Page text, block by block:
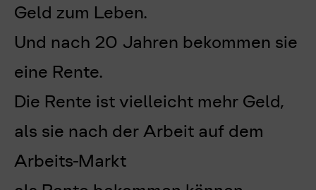
Geld zum Leben.
Und nach 20 Jahren bekommen sie
eine Rente.
Die Rente ist vielleicht mehr Geld,
als sie nach der Arbeit auf dem
Arbeits-Markt